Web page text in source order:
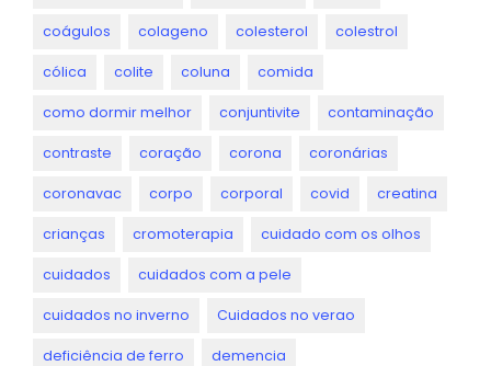
coágulos colageno colesterol colestrol
cólica colite coluna comida
como dormir melhor conjuntivite contaminação
contraste coração corona coronárias
coronavac corpo corporal covid creatina
crianças cromoterapia cuidado com os olhos
cuidados cuidados com a pele
cuidados no inverno Cuidados no verao
deficiência de ferro demencia